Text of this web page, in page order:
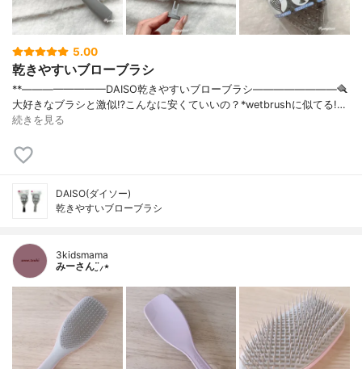
5.00
乾きやすいブローブラシ
**————————⁡DAISO乾きやすいブローブラシ⁡————————⁡⁡⁡🪮
大好きなブラシと激似⁉️こんなに安くていいの？⁡⁡⁡*wetbrushに似てる!…
続きを見る
DAISO(ダイソー)
乾きやすいブローブラシ
3kidsmama
みーさん¨̮⸝⋆